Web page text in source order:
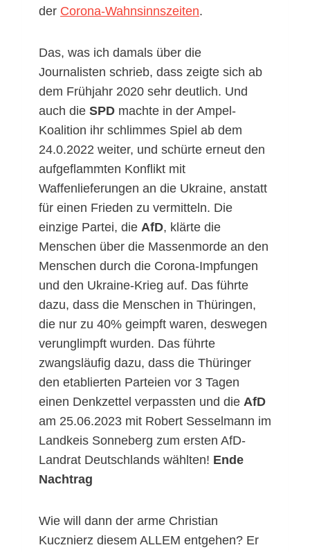
der Corona-Wahnsinnszeiten.
Das, was ich damals über die
Journalisten schrieb, dass zeigte sich ab
dem Frühjahr 2020 sehr deutlich. Und
auch die SPD machte in der Ampel-
Koalition ihr schlimmes Spiel ab dem
24.0.2022 weiter, und schürte erneut den
aufgeflammten Konflikt mit
Waffenlieferungen an die Ukraine, anstatt
für einen Frieden zu vermitteln. Die
einzige Partei, die AfD, klärte die
Menschen über die Massenmorde an den
Menschen durch die Corona-Impfungen
und den Ukraine-Krieg auf. Das führte
dazu, dass die Menschen in Thüringen,
die nur zu 40% geimpft waren, deswegen
verunglimpft wurden. Das führte
zwangsläufig dazu, dass die Thüringer
den etablierten Parteien vor 3 Tagen
einen Denkzettel verpassten und die AfD
am 25.06.2023 mit Robert Sesselmann im
Landkeis Sonneberg zum ersten AfD-
Landrat Deutschlands wählten! Ende
Nachtrag
Wie will dann der arme Christian
Kucznierz diesem ALLEM entgehen? Er